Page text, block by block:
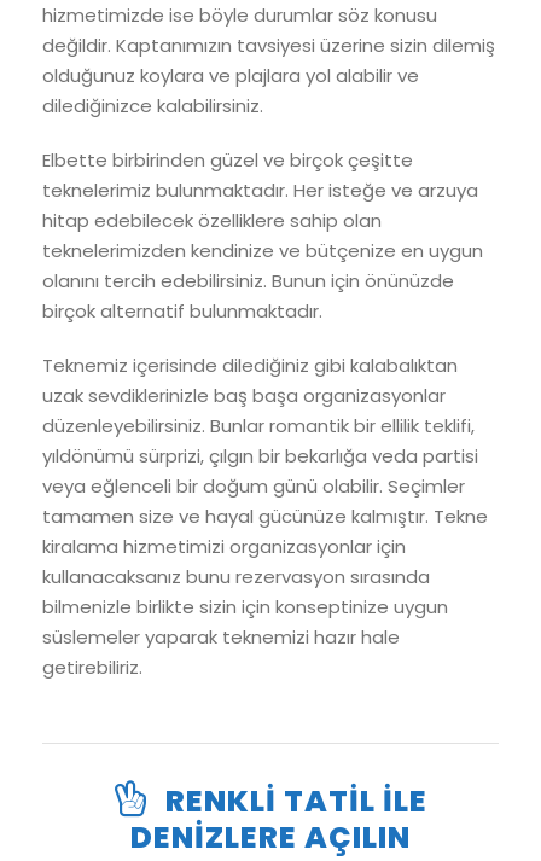
hizmetimizde ise böyle durumlar söz konusu
değildir. Kaptanımızın tavsiyesi üzerine sizin dilemiş
olduğunuz koylara ve plajlara yol alabilir ve
dilediğinizce kalabilirsiniz.
Elbette birbirinden güzel ve birçok çeşitte
teknelerimiz bulunmaktadır. Her isteğe ve arzuya
hitap edebilecek özelliklere sahip olan
teknelerimizden kendinize ve bütçenize en uygun
olanını tercih edebilirsiniz. Bunun için önünüzde
birçok alternatif bulunmaktadır.
Teknemiz içerisinde dilediğiniz gibi kalabalıktan
uzak sevdiklerinizle baş başa organizasyonlar
düzenleyebilirsiniz. Bunlar romantik bir ellilik teklifi,
yıldönümü sürprizi, çılgın bir bekarlığa veda partisi
veya eğlenceli bir doğum günü olabilir. Seçimler
tamamen size ve hayal gücünüze kalmıştır. Tekne
kiralama hizmetimizi organizasyonlar için
kullanacaksanız bunu rezervasyon sırasında
bilmenizle birlikte sizin için konseptinize uygun
süslemeler yaparak teknemizi hazır hale
getirebiliriz.
RENKLI TATIL ILE
DENIZLERE AÇILIN